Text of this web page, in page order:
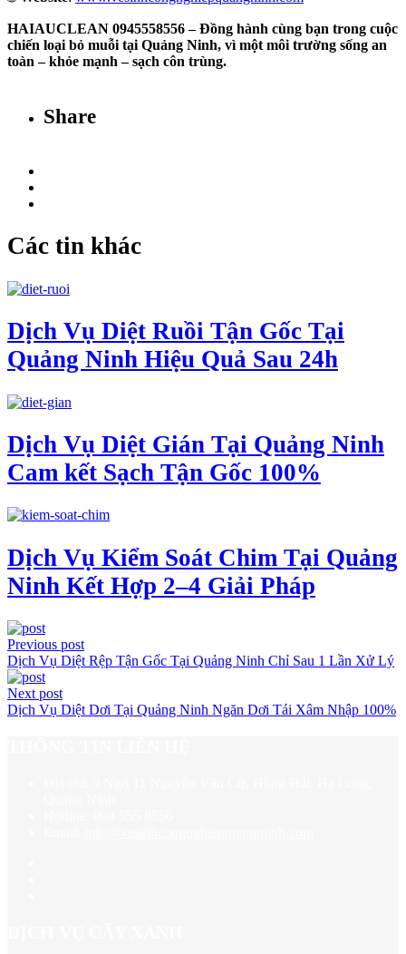
HAIAUCLEAN 0945558556 – Đồng hành cùng bạn trong cuộc
chiến loại bỏ muỗi tại Quảng Ninh, vì một môi trường sống an
toàn – khỏe mạnh – sạch côn trùng.
Share
Các tin khác
Dịch Vụ Diệt Ruồi Tận Gốc Tại
Quảng Ninh Hiệu Quả Sau 24h
Dịch Vụ Diệt Gián Tại Quảng Ninh
Cam kết Sạch Tận Gốc 100%
Dịch Vụ Kiểm Soát Chim Tại Quảng
Ninh Kết Hợp 2–4 Giải Pháp
Previous post
Dịch Vụ Diệt Rệp Tận Gốc Tại Quảng Ninh Chỉ Sau 1 Lần Xử Lý
Next post
Dịch Vụ Diệt Dơi Tại Quảng Ninh Ngăn Dơi Tái Xâm Nhập 100%